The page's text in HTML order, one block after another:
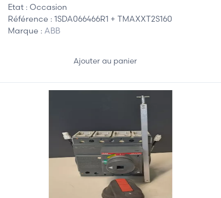
Etat : Occasion
Référence : 1SDA066466R1 + TMAXXT2S160
Marque : ABB
Ajouter au panier